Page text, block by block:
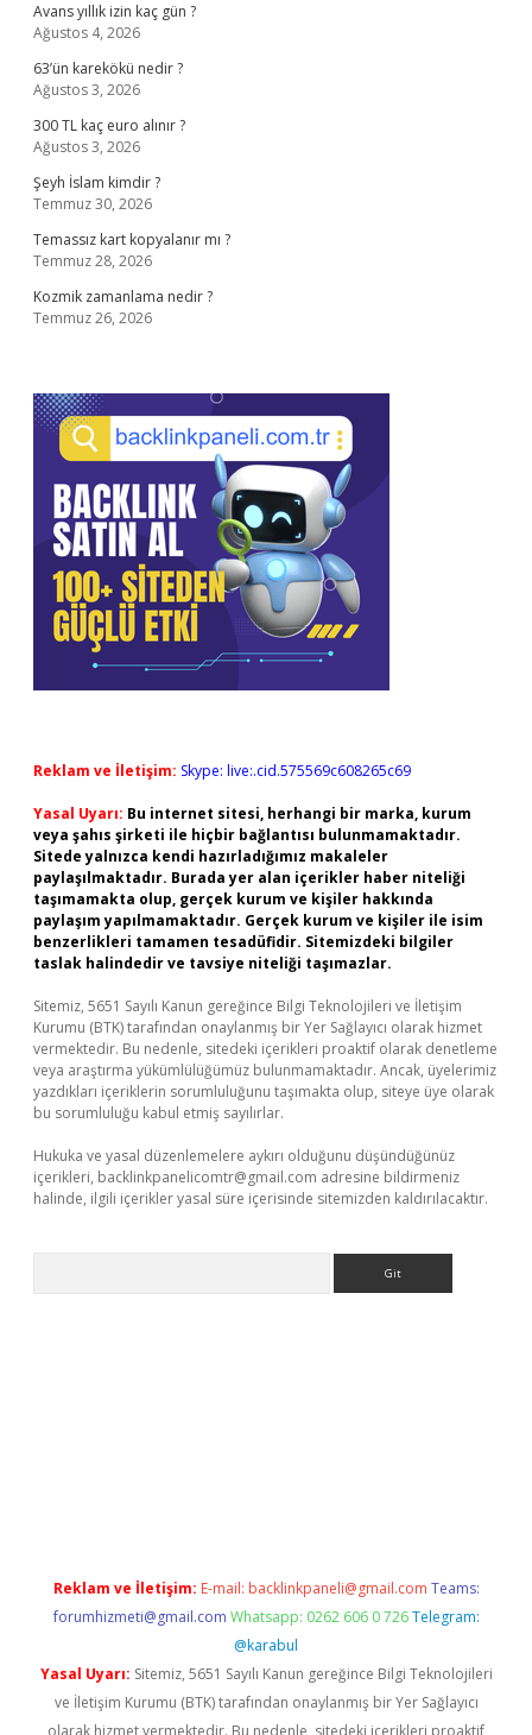
Avans yıllık izin kaç gün ?
Ağustos 4, 2026
63’ün karekökü nedir ?
Ağustos 3, 2026
300 TL kaç euro alınır ?
Ağustos 3, 2026
Şeyh İslam kimdir ?
Temmuz 30, 2026
Temassız kart kopyalanır mı ?
Temmuz 28, 2026
Kozmik zamanlama nedir ?
Temmuz 26, 2026
Reklam ve İletişim: Skype: live:.cid.575569c608265c69
Yasal Uyarı: Bu internet sitesi, herhangi bir marka, kurum
veya şahıs şirketi ile hiçbir bağlantısı bulunmamaktadır.
Sitede yalnızca kendi hazırladığımız makaleler
paylaşılmaktadır. Burada yer alan içerikler haber niteliği
taşımamakta olup, gerçek kurum ve kişiler hakkında
paylaşım yapılmamaktadır. Gerçek kurum ve kişiler ile isim
benzerlikleri tamamen tesadüfidir. Sitemizdeki bilgiler
taslak halindedir ve tavsiye niteliği taşımazlar.
Sitemiz, 5651 Sayılı Kanun gereğince Bilgi Teknolojileri ve İletişim
Kurumu (BTK) tarafından onaylanmış bir Yer Sağlayıcı olarak hizmet
vermektedir. Bu nedenle, sitedeki içerikleri proaktif olarak denetleme
veya araştırma yükümlülüğümüz bulunmamaktadır. Ancak, üyelerimiz
yazdıkları içeriklerin sorumluluğunu taşımakta olup, siteye üye olarak
bu sorumluluğu kabul etmiş sayılırlar.
Hukuka ve yasal düzenlemelere aykırı olduğunu düşündüğünüz
içerikleri, backlinkpanelicomtr@gmail.com adresine bildirmeniz
halinde, ilgili içerikler yasal süre içerisinde sitemizden kaldırılacaktır.
Reklam ve İletişim: E-mail: backlinkpaneli@gmail.com Teams:
forumhizmeti@gmail.com Whatsapp: 0262 606 0 726 Telegram:
@karabul
Yasal Uyarı: Sitemiz, 5651 Sayılı Kanun gereğince Bilgi Teknolojileri
ve İletişim Kurumu (BTK) tarafından onaylanmış bir Yer Sağlayıcı
olarak hizmet vermektedir. Bu nedenle, sitedeki içerikleri proaktif